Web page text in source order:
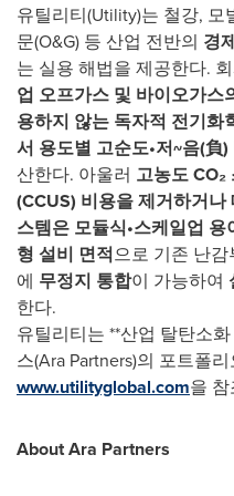
유틸리티(Utility)는 철강,
문(O&G) 등 산업 전반의 경
는 실용 해법을 제공한다.
업 오프가스 및 바이오가스
용하지 않는 독자적 전기화
서 용도별 고순도•저~음(負)
산한다. 아울러 고농도CO₂
(CCUS) 비용을제거하거나
스템은 모듈식•스케일업 용
형 설비 면적으로 기존 난
에 무정지 통합이 가능하여
한다.
유틸리티는 **산업 탈탄소
스(Ara Partners)의 포트폴
www.utilityglobal.com을
About Ara Partners